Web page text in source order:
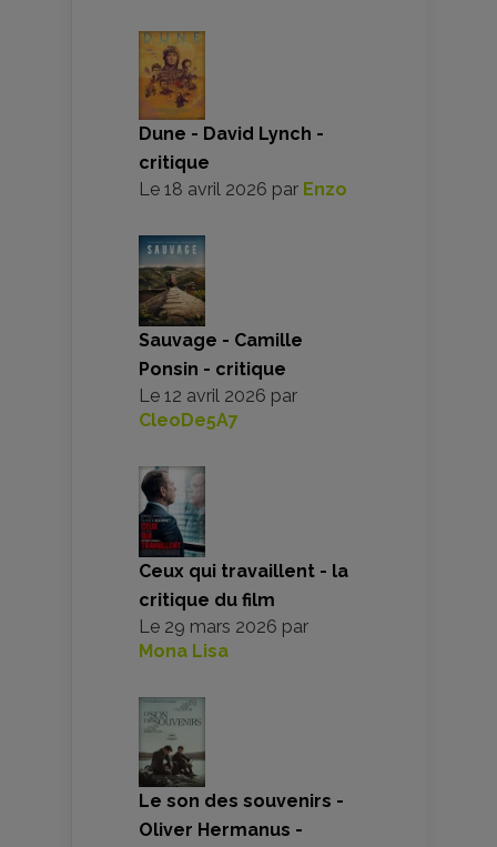
Dune - David Lynch -
critique
Le 18 avril 2026 par Enzo
Sauvage - Camille
Ponsin - critique
Le 12 avril 2026 par
CleoDe5A7
Ceux qui travaillent - la
critique du film
Le 29 mars 2026 par
Mona Lisa
Le son des souvenirs -
Oliver Hermanus -